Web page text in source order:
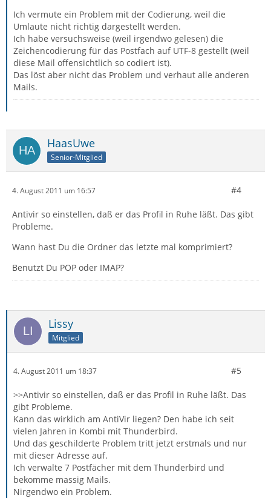
Ich vermute ein Problem mit der Codierung, weil die
Umlaute nicht richtig dargestellt werden.
Ich habe versuchsweise (weil irgendwo gelesen) die
Zeichencodierung für das Postfach auf UTF-8 gestellt (weil
diese Mail offensichtlich so codiert ist).
Das löst aber nicht das Problem und verhaut alle anderen
Mails.
HaasUwe
Senior-Mitglied
4. August 2011 um 16:57 #4
Antivir so einstellen, daß er das Profil in Ruhe läßt. Das gibt
Probleme.
Wann hast Du die Ordner das letzte mal komprimiert?
Benutzt Du POP oder IMAP?
Lissy
Mitglied
4. August 2011 um 18:37 #5
>>Antivir so einstellen, daß er das Profil in Ruhe läßt. Das
gibt Probleme.
Kann das wirklich am AntiVir liegen? Den habe ich seit
vielen Jahren in Kombi mit Thunderbird.
Und das geschilderte Problem tritt jetzt erstmals und nur
mit dieser Adresse auf.
Ich verwalte 7 Postfächer mit dem Thunderbird und
bekomme massig Mails.
Nirgendwo ein Problem.